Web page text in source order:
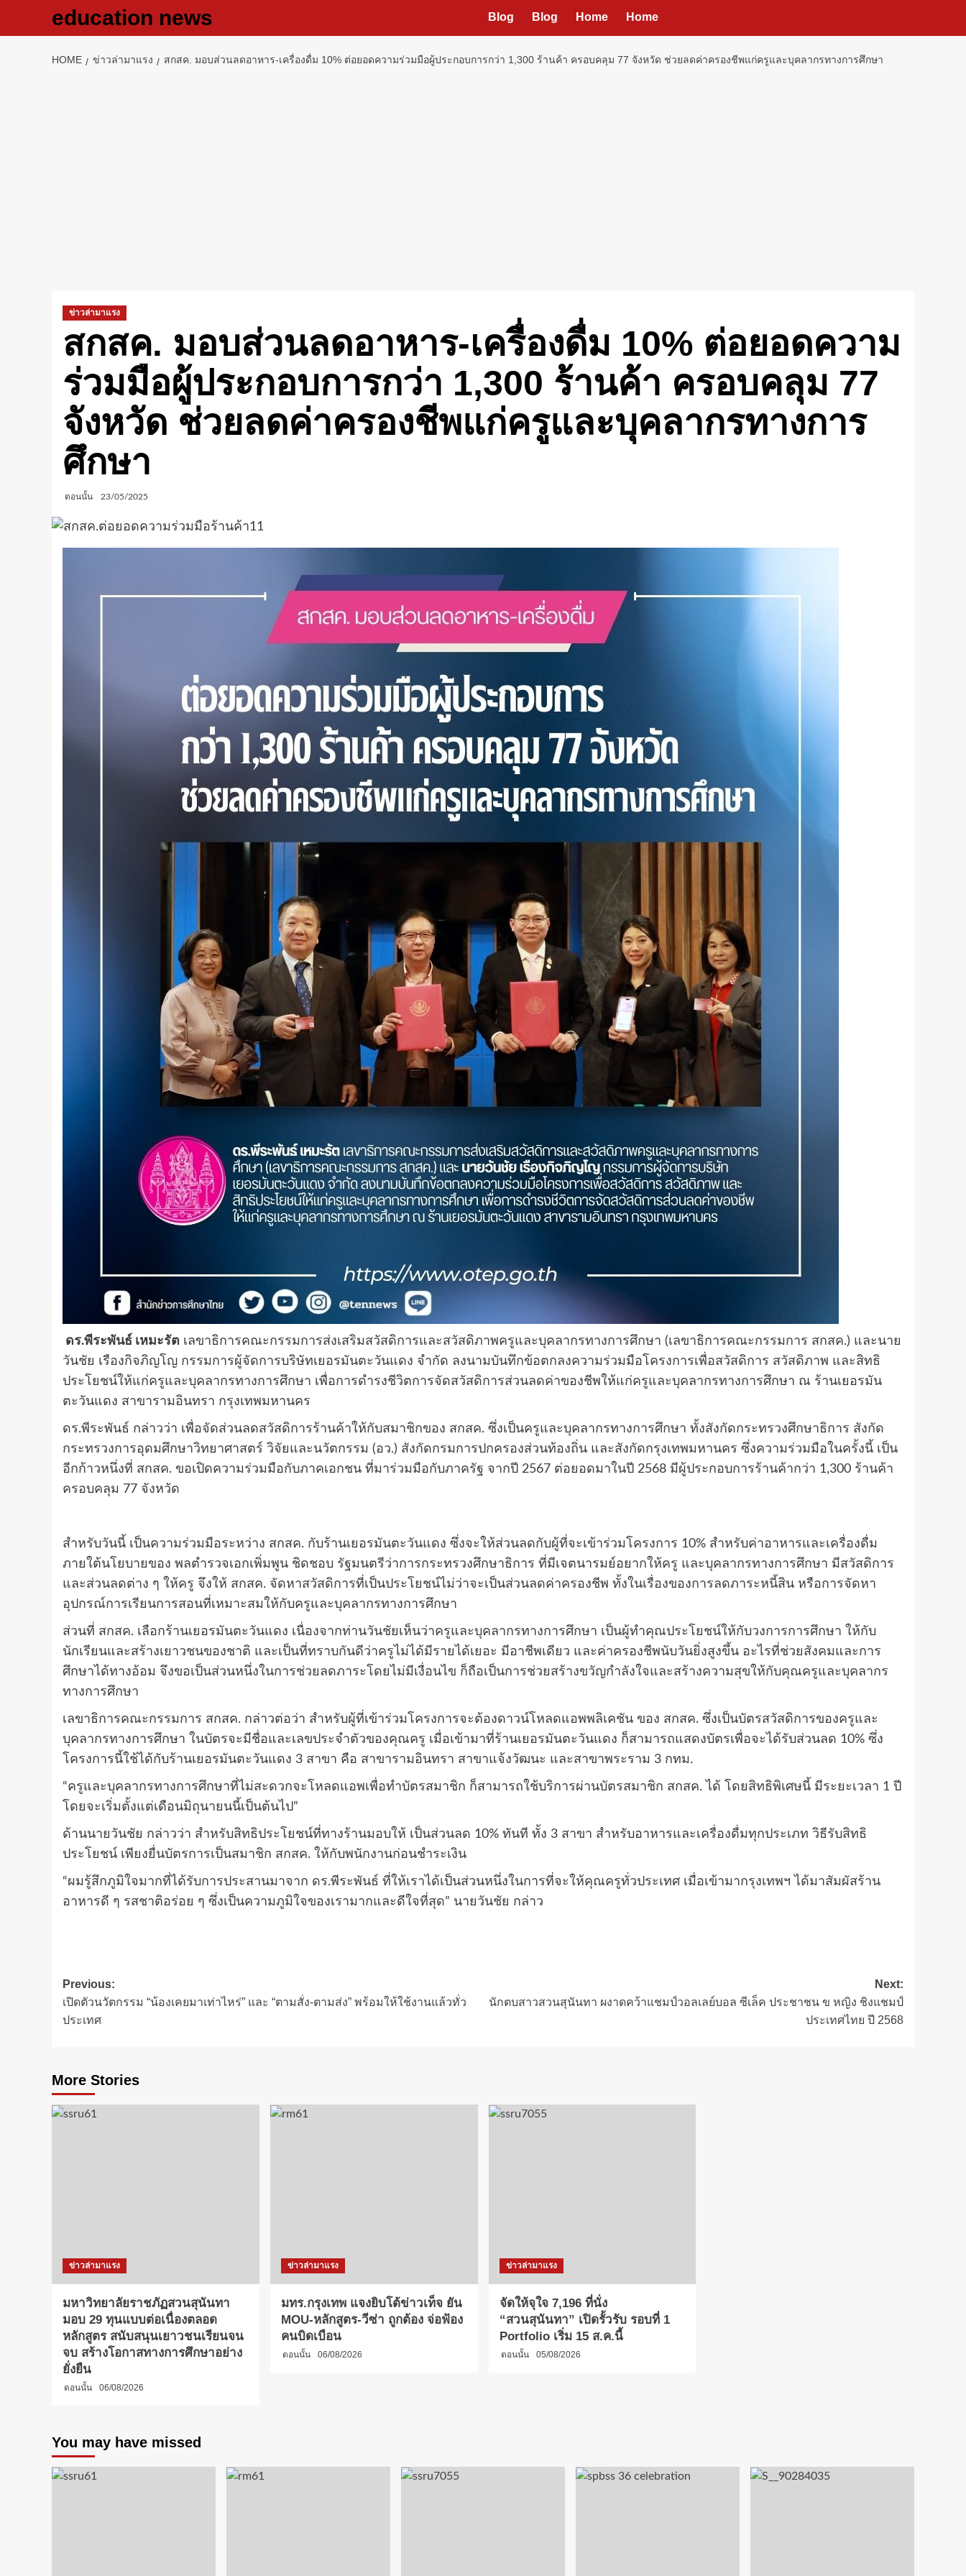
education news Blog Blog Home Home
HOME ข่าวล่ามาแรง สกสค. มอบส่วนลดอาหาร-เครื่องดื่ม 10% ต่อยอดความร่วมมือผู้ประกอบการกว่า 1,300 ร้านค้า ครอบคลุม 77 จังหวัด ช่วยลดค่าครองชีพแก่ครูและบุคลากรทางการศึกษา
ข่าวล่ามาแรง
สกสค. มอบส่วนลดอาหาร-เครื่องดื่ม 10% ต่อยอดความ
ร่วมมือผู้ประกอบการกว่า 1,300 ร้านค้า ครอบคลุม 77
จังหวัด ช่วยลดค่าครองชีพแก่ครูและบุคลากรทางการ
ศึกษา
ตอนนั้น 23/05/2025
ดร.พีระพันธ์ เหมะรัต เลขาธิการคณะกรรมการส่งเสริมสวัสดิการและสวัสดิภาพครูและบุคลากรทางการศึกษา (เลขาธิการคณะกรรมการ สกสค.) และนาย
วันชัย เรืองกิจภิญโญ กรรมการผู้จัดการบริษัทเยอรมันตะวันแดง จำกัด ลงนามบันทึกข้อตกลงความร่วมมือโครงการเพื่อสวัสดิการ สวัสดิภาพ และสิทธิ
ประโยชน์ให้แก่ครูและบุคลากรทางการศึกษา เพื่อการดำรงชีวิตการจัดสวัสดิการส่วนลดค่าของชีพให้แก่ครูและบุคลากรทางการศึกษา ณ ร้านเยอรมัน
ตะวันแดง สาขารามอินทรา กรุงเทพมหานคร
ดร.พีระพันธ์ กล่าวว่า เพื่อจัดส่วนลดสวัสดิการร้านค้าให้กับสมาชิกของ สกสค. ซึ่งเป็นครูและบุคลากรทางการศึกษา ทั้งสังกัดกระทรวงศึกษาธิการ สังกัด
กระทรวงการอุดมศึกษาวิทยาศาสตร์ วิจัยและนวัตกรรม (อว.) สังกัดกรมการปกครองส่วนท้องถิ่น และสังกัดกรุงเทพมหานคร ซึ่งความร่วมมือในครั้งนี้ เป็น
อีกก้าวหนึ่งที่ สกสค. ขอเปิดความร่วมมือกับภาคเอกชน ที่มาร่วมมือกับภาครัฐ จากปี 2567 ต่อยอดมาในปี 2568 มีผู้ประกอบการร้านค้ากว่า 1,300 ร้านค้า
ครอบคลุม 77 จังหวัด
สำหรับวันนี้ เป็นความร่วมมือระหว่าง สกสค. กับร้านเยอรมันตะวันแดง ซึ่งจะให้ส่วนลดกับผู้ที่จะเข้าร่วมโครงการ 10% สำหรับค่าอาหารและเครื่องดื่ม
ภายใต้นโยบายของ พลตำรวจเอกเพิ่มพูน ชิดชอบ รัฐมนตรีว่าการกระทรวงศึกษาธิการ ที่มีเจตนารมย์อยากให้ครู และบุคลากรทางการศึกษา มีสวัสดิการ
และส่วนลดต่าง ๆ ให้ครู จึงให้ สกสค. จัดหาสวัสดิการที่เป็นประโยชน์ไม่ว่าจะเป็นส่วนลดค่าครองชีพ ทั้งในเรื่องของการลดภาระหนี้สิน หรือการจัดหา
อุปกรณ์การเรียนการสอนที่เหมาะสมให้กับครูและบุคลากรทางการศึกษา
ส่วนที่ สกสค. เลือกร้านเยอรมันตะวันแดง เนื่องจากท่านวันชัยเห็นว่าครูและบุคลากรทางการศึกษา เป็นผู้ทำคุณประโยชน์ให้กับวงการการศึกษา ให้กับ
นักเรียนและสร้างเยาวชนของชาติ และเป็นที่ทราบกันดีว่าครูไม่ได้มีรายได้เยอะ มีอาชีพเดียว และค่าครองชีพนับวันยิ่งสูงขึ้น อะไรที่ช่วยสังคมและการ
ศึกษาได้ทางอ้อม จึงขอเป็นส่วนหนึ่งในการช่วยลดภาระโดยไม่มีเงื่อนไข ก็ถือเป็นการช่วยสร้างขวัญกำลังใจและสร้างความสุขให้กับคุณครูและบุคลากร
ทางการศึกษา
เลขาธิการคณะกรรมการ สกสค. กล่าวต่อว่า สำหรับผู้ที่เข้าร่วมโครงการจะต้องดาวน์โหลดแอพพลิเคชัน ของ สกสค. ซึ่งเป็นบัตรสวัสดิการของครูและ
บุคลากรทางการศึกษา ในบัตรจะมีชื่อและเลขประจำตัวของคุณครู เมื่อเข้ามาที่ร้านเยอรมันตะวันแดง ก็สามารถแสดงบัตรเพื่อจะได้รับส่วนลด 10% ซึ่ง
โครงการนี้ใช้ได้กับร้านเยอรมันตะวันแดง 3 สาขา คือ สาขารามอินทรา สาขาแจ้งวัฒนะ และสาขาพระราม 3 กทม.
“ครูและบุคลากรทางการศึกษาที่ไม่สะดวกจะโหลดแอพเพื่อทำบัตรสมาชิก ก็สามารถใช้บริการผ่านบัตรสมาชิก สกสค. ได้ โดยสิทธิพิเศษนี้ มีระยะเวลา 1 ปี
โดยจะเริ่มตั้งแต่เดือนมิถุนายนนี้เป็นต้นไป”
ด้านนายวันชัย กล่าวว่า สำหรับสิทธิประโยชน์ที่ทางร้านมอบให้ เป็นส่วนลด 10% ทันที ทั้ง 3 สาขา สำหรับอาหารและเครื่องดื่มทุกประเภท วิธีรับสิทธิ
ประโยชน์ เพียงยื่นบัตรการเป็นสมาชิก สกสค. ให้กับพนักงานก่อนชำระเงิน
“ผมรู้สึกภูมิใจมากที่ได้รับการประสานมาจาก ดร.พีระพันธ์ ที่ให้เราได้เป็นส่วนหนึ่งในการที่จะให้คุณครูทั่วประเทศ เมื่อเข้ามากรุงเทพฯ ได้มาสัมผัสร้าน
อาหารดี ๆ รสชาติอร่อย ๆ ซึ่งเป็นความภูมิใจของเรามากและดีใจที่สุด” นายวันชัย กล่าว
Post
navigation
Previous:
เปิดตัวนวัตกรรม “น้องเคยมาเท่าไหร่” และ “ตามสั่ง-ตามส่ง” พร้อมให้ใช้งานแล้วทั่ว
ประเทศ
Next:
นักตบสาวสวนสุนันทา ผงาดคว้าแชมป์วอลเลย์บอล ซีเล็ค ประชาชน ข หญิง ชิงแชมป์
ประเทศไทย ปี 2568
More Stories
ข่าวล่ามาแรง
มหาวิทยาลัยราชภัฏสวนสุนันทา
มอบ 29 ทุนแบบต่อเนื่องตลอด
หลักสูตร สนับสนุนเยาวชนเรียนจน
จบ สร้างโอกาสทางการศึกษาอย่าง
ยั่งยืน
ตอนนั้น 06/08/2026
ข่าวล่ามาแรง
มทร.กรุงเทพ แจงยิบโต้ข่าวเท็จ ยัน
MOU-หลักสูตร-วีซ่า ถูกต้อง จ่อฟ้อง
คนบิดเบือน
ตอนนั้น 06/08/2026
ข่าวล่ามาแรง
จัดให้จุใจ 7,196 ที่นั่ง
“สวนสุนันทา” เปิดรั้วรับ รอบที่ 1
Portfolio เริ่ม 15 ส.ค.นี้
ตอนนั้น 05/08/2026
You may have missed